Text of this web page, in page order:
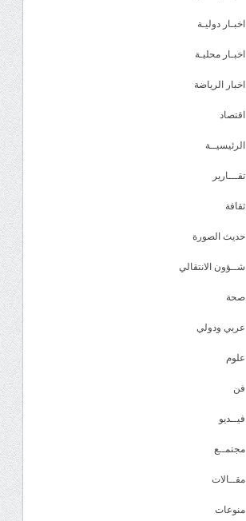
اخبـار دوليـة
اخبـار محليـة
اخبار الرياضة
اقتصاد
الرئيسيــة
تقـــارير
ثقافة
حديث الصورة
شــؤون الانتقالي
صحة
عربي ودولي
علوم
فن
فيــديو
مجتمــع
مقــالات
منوعات